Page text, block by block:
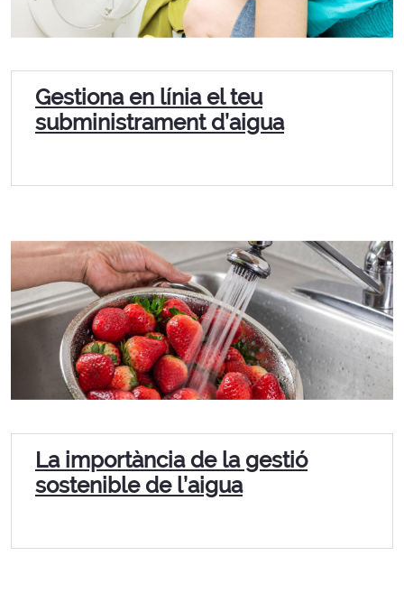
Gestiona en línia el teu
subministrament d’aigua
La importància de la gestió
sostenible de l’aigua